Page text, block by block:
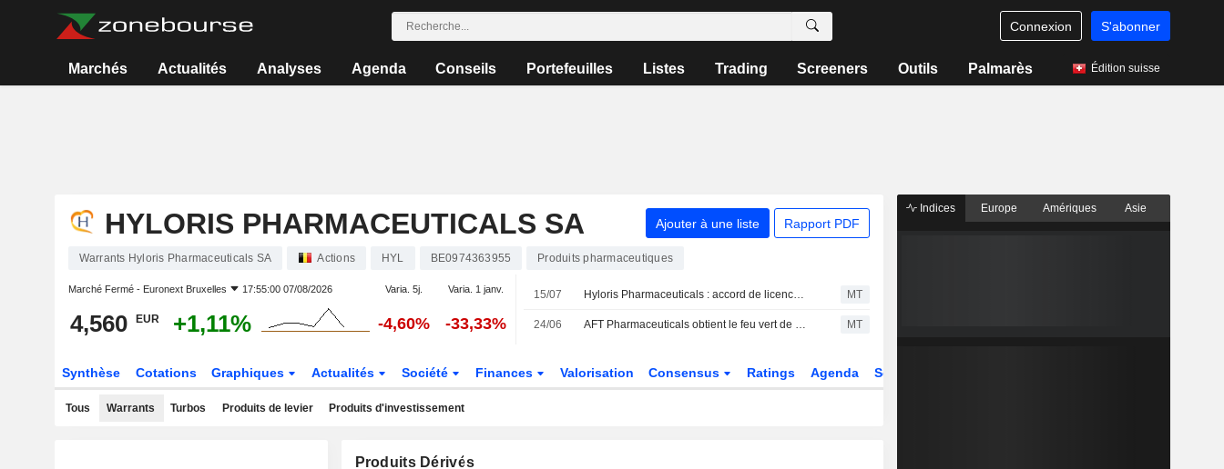
Connexion S'abonner
Marchés Actualités Analyses Agenda Conseils Portefeuilles Listes Trading Screeners Outils Palmarès Édition suisse
HYLORIS PHARMACEUTICALS SA Ajouter à une liste Rapport PDF
Warrants Hyloris Pharmaceuticals SA Actions HYL BE0974363955 Produits pharmaceutiques
Marché Fermé - Euronext Bruxelles 17:55:00 07/08/2026 Varia. 5j. Varia. 1 janv.
4,560 EUR +1,11% -4,60% -33,33%
15/07 Hyloris Pharmaceuticals : accord de licence exclusif pour l'antalgique Maxigesic en Chine MT
24/06 AFT Pharmaceuticals obtient le feu vert de la FDA américaine pour un essai de phase 3 de son traitement injectable contre la carence en fer MT
Synthèse Cotations Graphiques Actualités Société Finances Valorisation Consensus Ratings Agenda Secteur
Tous Warrants Turbos Produits de levier Produits d'investissement
Produits Dérivés
Indices Europe Amériques Asie